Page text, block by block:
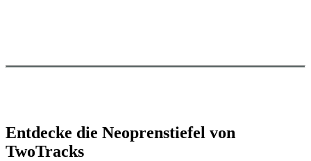
Entdecke die Neoprenstiefel von
TwoTracks